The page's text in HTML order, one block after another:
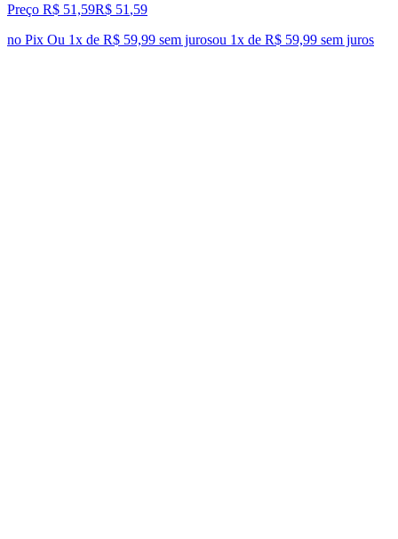
Preço R$ 51,59R$ 51 ,59
no Pix Ou 1x de R$ 59,99 sem jurosou 1x de R$ 59,99 sem juros